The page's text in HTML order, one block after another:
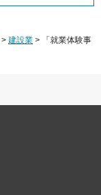
> 建設業 > 「就業体験事